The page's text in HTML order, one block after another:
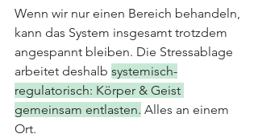
Wenn wir nur einen Bereich behandeln,
kann das System insgesamt trotzdem
angespannt bleiben. Die Stressablage
arbeitet deshalb systemisch-
regulatorisch: Körper & Geist
gemeinsam entlasten. Alles an einem
Ort.